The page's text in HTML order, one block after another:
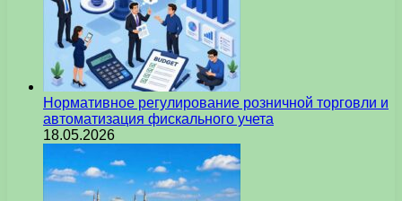
Нормативное регулирование розничной торговли и
автоматизация фискального учета
18.05.2026